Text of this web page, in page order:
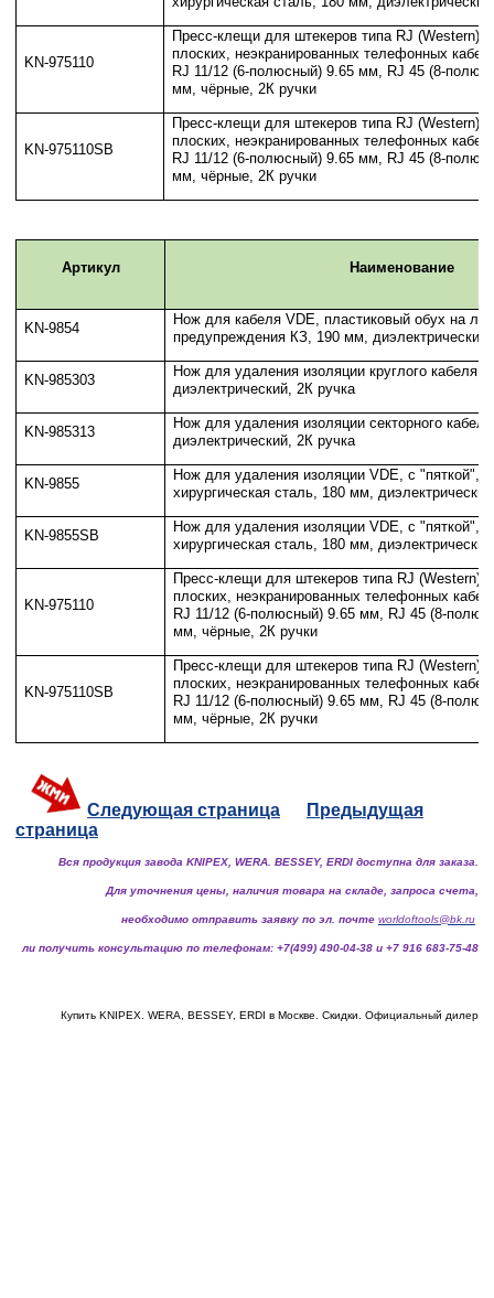
KN-975110
Пресс-клещи для штекеров типа RJ (Western),
плоских, неэкранированных телефонных
RJ 11/12 (6-полюсный) 9.65 мм, RJ 45 (8-
мм, чёрные, 2К ручки
KN-975110SB
Пресс-клещи для штекеров типа RJ (Western),
плоских, неэкранированных телефонных
RJ 11/12 (6-полюсный) 9.65 мм, RJ 45 (8-
мм, чёрные, 2К ручки
Артикул Наименование
KN-9854
Нож для кабеля VDE, пластиковый обух на
предупреждения КЗ, 190 мм,
KN-985303
Нож для удаления изоляции круглого кабеля
диэлектрический, 2К ручка
KN-985313
Нож для удаления изоляции секторного
диэлектрический, 2К ручка
KN-9855
Нож для удаления изоляции VDE, с "пяткой",
хирургическая сталь, 180 мм,
KN-9855SB
Нож для удаления изоляции VDE, с "пяткой",
хирургическая сталь, 180 мм,
KN-975110
Пресс-клещи для штекеров типа RJ (Western),
плоских, неэкранированных телефонных
RJ 11/12 (6-полюсный) 9.65 мм, RJ 45 (8-
мм, чёрные, 2К ручки
KN-975110SB
Пресс-клещи для штекеров типа RJ (Western),
плоских, неэкранированных телефонных
RJ 11/12 (6-полюсный) 9.65 мм, RJ 45 (8-
мм, чёрные, 2К ручки
Следующая страница
Предыдущая
страница
Вся продукция завода KNIPEX, WERA. BESSEY, ERDI доступна для заказа.
Для уточнения цены, наличия товара на складе, запроса счета,
необходимо отправить заявку по эл. почте worldoftools@bk.ru
ли получить консультацию по телефонам: +7(499) 490-04-38 и +7 916 683-75-48
Купить KNIPEX. WERA, BESSEY, ERDI в Москве. Скидки. Официальный дилер